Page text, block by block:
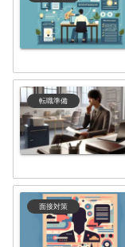
転職準備
面接対策